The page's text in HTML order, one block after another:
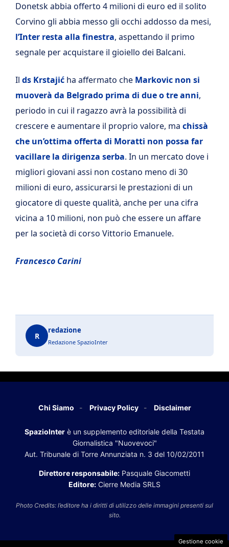
Donetsk abbia offerto 4 milioni di euro ed il solito
Corvino gli abbia messo gli occhi addosso da mesi,
l’Inter resta alla finestra, aspettando il primo
segnale per acquistare il gioiello dei Balcani.
Il ds Krstajić ha affermato che Markovic non si
muoverà da Belgrado prima di due o tre anni,
periodo in cui il ragazzo avrà la possibilità di
crescere e aumentare il proprio valore, ma chissà
che un’ottima offerta di Moratti non possa far
vacillare la dirigenza serba. In un mercato dove i
migliori giovani assi non costano meno di 30
milioni di euro, assicurarsi le prestazioni di un
giocatore di queste qualità, anche per una cifra
vicina a 10 milioni, non può che essere un affare
per la società di corso Vittorio Emanuele.
Francesco Carini
R
redazione
Redazione SpazioInter
Chi Siamo Privacy Policy Disclaimer
SpazioInter è un supplemento editoriale della Testata
Giornalistica "Nuovevoci"
Aut. Tribunale di Torre Annunziata n. 3 del 10/02/2011
Direttore responsabile: Pasquale Giacometti
Editore: Cierre Media SRLS
Photo Credits: l’editore ha i diritti di utilizzo delle immagini presenti sul
sito.
Gestione cookie